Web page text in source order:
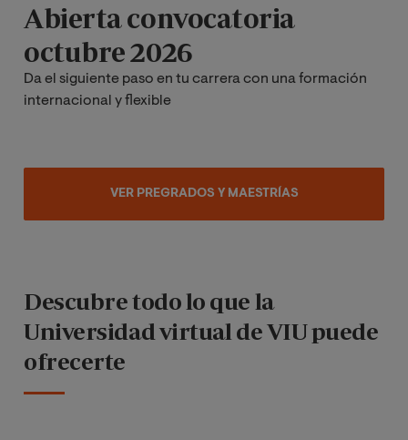
Abierta convocatoria
octubre 2026
Da el siguiente paso en tu carrera con una formación
internacional y flexible
VER PREGRADOS Y MAESTRÍAS
Descubre todo lo que la
Universidad virtual de VIU puede
ofrecerte